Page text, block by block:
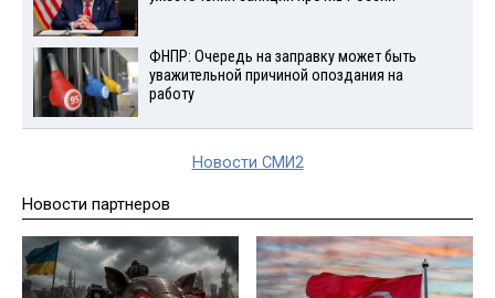
ФНПР: Очередь на заправку может быть
уважительной причиной опоздания на
работу
Новости СМИ2
Новости партнеров